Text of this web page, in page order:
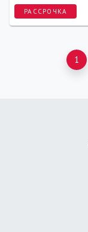
РАССРОЧКА
1